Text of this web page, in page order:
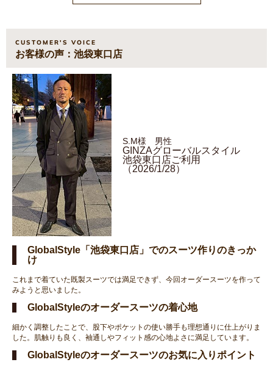
CUSTOMER'S VOICE
お客様の声：池袋東口店
S.M様 男性
GINZAグローバルスタイル
池袋東口店ご利用
（2026/1/28）
GlobalStyle「池袋東口店」でのスーツ作りのきっか
け
これまで着ていた既製スーツでは満足できず、今回オーダースーツを作って
みようと思いました。
GlobalStyleのオーダースーツの着心地
細かく調整したことで、股下やポケットの使い勝手も理想通りに仕上がりま
した。肌触りも良く、袖通しやフィット感の心地よさに満足しています。
GlobalStyleのオーダースーツのお気に入りポイント